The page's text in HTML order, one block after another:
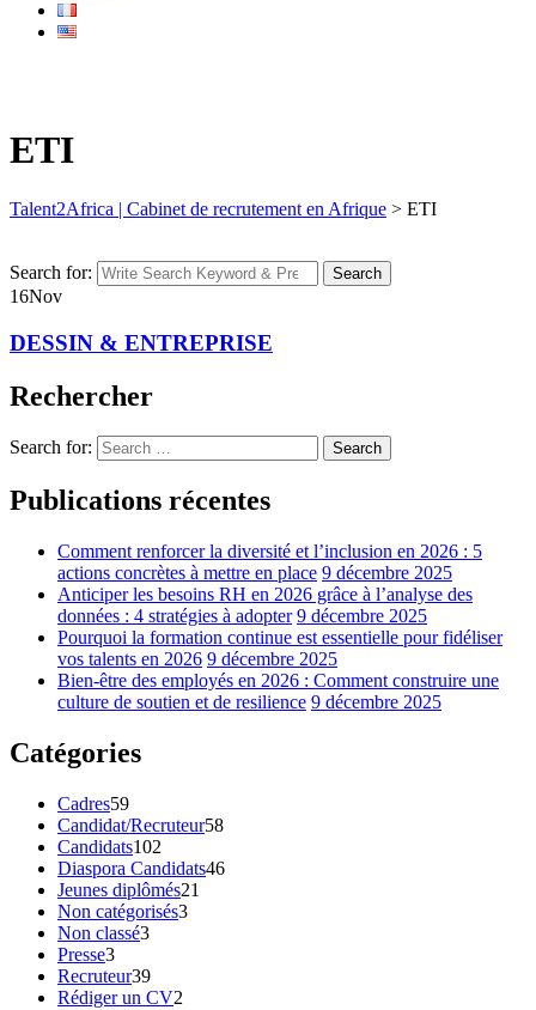
ETI
Talent2Africa | Cabinet de recrutement en Afrique > ETI
Search for: Search
16Nov
DESSIN & ENTREPRISE
Rechercher
Search for: Search
Publications récentes
Comment renforcer la diversité et l’inclusion en 2026 : 5
actions concrètes à mettre en place 9 décembre 2025
Anticiper les besoins RH en 2026 grâce à l’analyse des
données : 4 stratégies à adopter 9 décembre 2025
Pourquoi la formation continue est essentielle pour fidéliser
vos talents en 2026 9 décembre 2025
Bien-être des employés en 2026 : Comment construire une
culture de soutien et de resilience 9 décembre 2025
Catégories
Cadres59
Candidat/Recruteur58
Candidats102
Diaspora Candidats46
Jeunes diplômés21
Non catégorisés3
Non classé3
Presse3
Recruteur39
Rédiger un CV2